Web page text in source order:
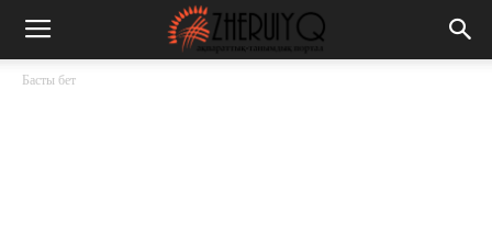
Басты бет